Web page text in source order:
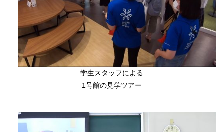
学生スタッフによる
1号館の見学ツアー